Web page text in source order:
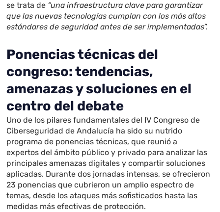
se trata de “una infraestructura clave para garantizar
que las nuevas tecnologías cumplan con los más altos
estándares de seguridad antes de ser implementadas”.
Ponencias técnicas del
congreso: tendencias,
amenazas y soluciones en el
centro del debate
Uno de los pilares fundamentales del IV Congreso de
Ciberseguridad de Andalucía ha sido su nutrido
programa de ponencias técnicas, que reunió a
expertos del ámbito público y privado para analizar las
principales amenazas digitales y compartir soluciones
aplicadas. Durante dos jornadas intensas, se ofrecieron
23 ponencias que cubrieron un amplio espectro de
temas, desde los ataques más sofisticados hasta las
medidas más efectivas de protección.